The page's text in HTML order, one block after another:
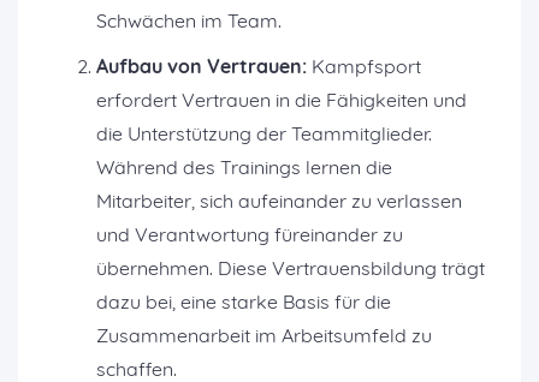
Schwächen im Team.
Aufbau von Vertrauen: Kampfsport
erfordert Vertrauen in die Fähigkeiten und
die Unterstützung der Teammitglieder.
Während des Trainings lernen die
Mitarbeiter, sich aufeinander zu verlassen
und Verantwortung füreinander zu
übernehmen. Diese Vertrauensbildung trägt
dazu bei, eine starke Basis für die
Zusammenarbeit im Arbeitsumfeld zu
schaffen.